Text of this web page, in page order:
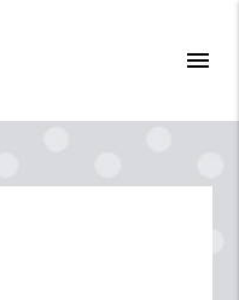
menu